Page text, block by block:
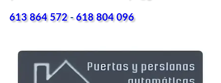
613 864 572-618 804 096